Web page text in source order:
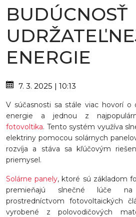
BUDÚCNOSŤ
ENERGIE
7. 3. 2025 | 10:13
V súčasnosti sa stále viac hovorí o
energie a jednou z
fotovoltika. Tento systém využíva
elektriny pomocou solárnych
rozvíja a stáva sa kľúčovým
priemysel.
Solárne panely, ktoré sú základom
premieňajú slnečné lúče
prostredníctvom fotovoltaických
vyrobené z polovodičových